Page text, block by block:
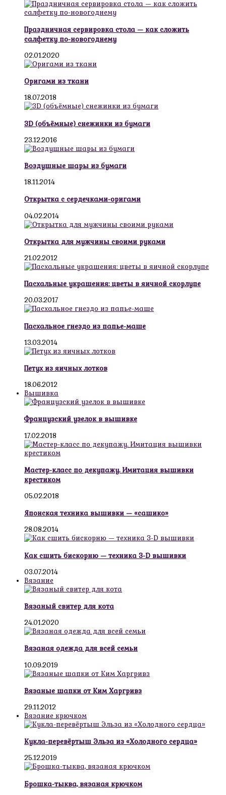
Праздничная сервировка стола — как сложить
салфетку по-новогоднему
02.01.2020
Оригами из ткани
18.07.2018
3D (объёмные) снежинки из бумаги
23.12.2016
Воздушные шары из бумаги
18.11.2014
Открытка с сердечками-оригами
04.02.2014
Открытка для мужчины своими руками
21.02.2012
Пасхальные украшения: цветы в яичной скорлупе
20.03.2017
Пасхальное гнездо из папье-маше
13.03.2014
Петух из яичных лотков
18.06.2012
Вышивка
Французский узелок в вышивке
17.02.2018
Мастер-класс по декупажу. Имитация вышивки
крестиком
05.02.2018
Японская техника вышивки — «сашико»
28.08.2014
Как сшить бискорню — техника 3-D вышивки
03.07.2014
Вязание
Вязаный свитер для кота
24.01.2020
Вязаная одежда для всей семьи
10.09.2019
Вязаные шапки от Ким Харгривз
29.11.2012
Вязание крючком
Кукла-перевёртыш Эльза из «Холодного сердца»
25.12.2019
Брошка-тыква, вязаная крючком